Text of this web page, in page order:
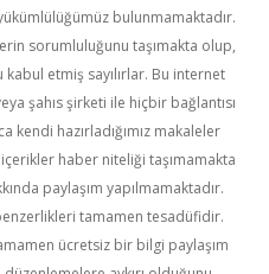
bulunmamaktadır.
sorumluluğunu taşımakta olup,
etmiş sayılırlar. Bu internet
şahıs şirketi ile hiçbir bağlantısı
kendi hazırladığımız makaleler
haber niteliği taşımamakta
paylaşım yapılmamaktadır.
tamamen tesadüfidir.
ücretsiz bir bilgi paylaşım